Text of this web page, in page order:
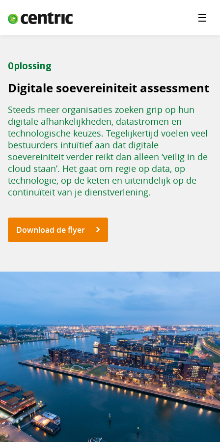
Oplossingen
Careers
Insights
Oplossing
Digitale soevereiniteit assessment
Steeds meer organisaties zoeken grip op hun
digitale afhankelijkheden, datastromen en
technologische keuzes. Tegelijkertijd voelen veel
bestuurders intuïtief aan dat digitale
soevereiniteit verder reikt dan alleen ‘veilig in de
cloud staan’. Het gaat om regie op data, op
technologie, op de keten en uiteindelijk op de
continuïteit van je dienstverlening.
Download de flyer